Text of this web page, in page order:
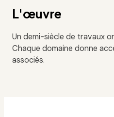
L'œuvre
Un demi-siècle de travaux
Chaque domaine donne
associés.